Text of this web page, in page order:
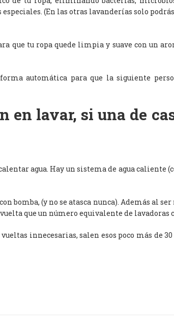
(En las otras lavanderías solo
que tu ropa quede limpia y suave con un
automática para que la siguiente
en lavar, si una de
agua. Hay un sistema de agua caliente
bomba, (y no se atasca nunca). Además al
que un número equivalente de lavadoras
innecesarias, salen esos poco más de